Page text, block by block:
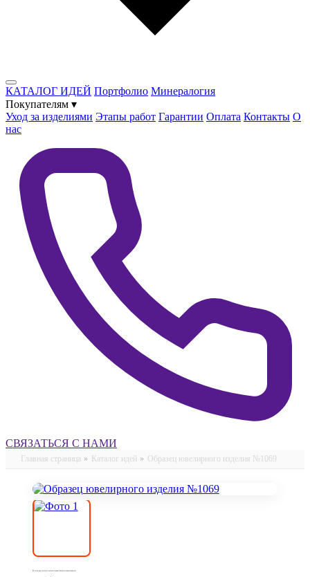
КАТАЛОГ ИДЕЙ Портфолио Минералогия
Покупателям ▾
Уход за изделиями Этапы работ Гарантии Оплата Контакты О
нас
СВЯЗАТЬСЯ С НАМИ
Главная страница » Каталог идей » Образец ювелирного изделия №1069
Кольца классические/помолвочные